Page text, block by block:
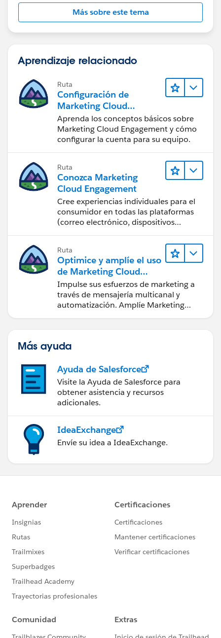
Más sobre este tema
Aprendizaje relacionado
Ruta
Configuración de
Marketing Cloud
Engagement
Aprenda los conceptos básicos sobre
Marketing Cloud Engagement y cómo
configurar la cuenta para su equipo.
Ruta
Conozca Marketing
Cloud Engagement
Cree experiencias individuales para el
consumidor en todas las plataformas
(correo electrónico, dispositivos
Engagement.
Ruta
Optimice y amplíe el uso
de Marketing Cloud
Engagement
Impulse sus esfuerzos de marketing a
través de mensajería multicanal y
automatización. Amplíe Marketing
Más ayuda
Ayuda de Salesforce
Visite la Ayuda de Salesforce para
obtener asistencia y recursos
adicionales.
IdeaExchange
Envíe su idea a IdeaExchange.